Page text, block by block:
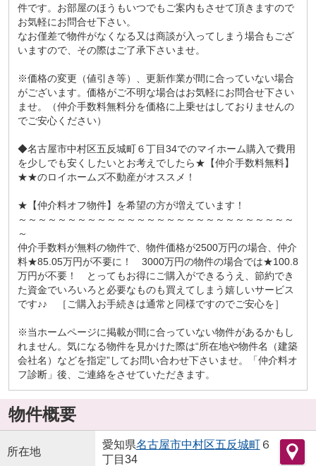
件です。お部屋のほうもいつでもご案内もさせて頂きますので
お気軽にお問合せ下さい。
なお僅差で物件がなくなる又は商談が入ってしまう場合もござ
いますので、その際はご了承下さいませ。
※価格の変更（値引き等）、更新作業が間に合っていない場合
がございます。価格がご不明な場合はお気軽にお問合せ下さい
ませ。（仲介手数料無料分を価格に上乗せはしておりませんの
でご安心ください）
◆名古屋市中村区五反城町６丁目34でのマイホーム購入で費用
を少しでも安くしたいとお考えでしたら★【仲介手数料無料】
★★のロイホームズ不動産がオススメ！
★【仲介料オフ物件】を希望の方が増えています！
～～～～～～～～～～～～～～～～～～～～～～～～～～～～
～
仲介手数料が無料の物件で、物件価格が2500万円の場合、仲介
料★85.05万円が不要に！ 3000万円の物件の場合では★100.8
万円が不要！ とってもお得にご購入ができるうえ、節約でき
た資金でいろいろと必要なものも買えてしまう嬉しいサービス
です♪♪ ［ご購入お手続きは通常と同様ですのでご安心を］
※当ホームページに掲載が間に合っていない物件があるかもし
れません。気になる物件を見かけた際は“所在地や物件名（建築
会社名）などを指定”してお問い合わせ下さいませ。「仲介料オ
フ診断」後、ご連絡をさせていただきます。
物件概要
所在地
愛知県名古屋市中村区五反城町６
丁目34